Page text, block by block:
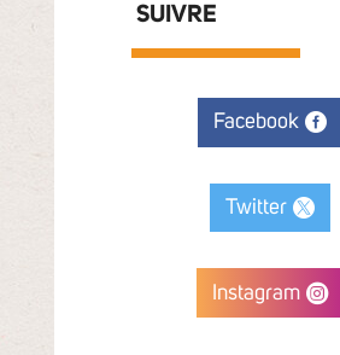
SUIVRE
Facebook
Twitter
Instagram